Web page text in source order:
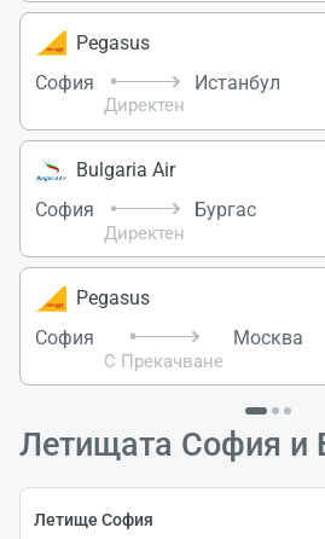
Pegasus
София
Директен
Истанбул
Bulgaria Air
София
Директен
Бургас
Pegasus
София
С Прекачване
Москва
Летищата София и
Летище София